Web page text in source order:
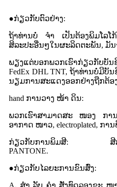
●ກ່ຽວກັບຕົວຢ່າງ:
ຖ້າທ່ານບໍ່ ຈຳ ເປັນຕ້ອງພິມໂລ
ສິລະປະອື່ນໆໃນຜະລິດຕະພັນ, ມັນ
ພຽງແຕ່ບອກພວກເຮົາກ່ຽວກັບບັນ
FedEx DHL TNT, ຖ້າທ່ານບໍ່ມີບັ
ນຽມການສະແດງອອກຢ່າງຖືກຕ້ອ
hand ການວາງ ໜ້າ ດິນ:
ພວກເຮົາສາມາດສະ ໜອງ ກ
ອາກາດ ໜາວ, electroplated, ກ
ກ່ຽວກັບການພິມສີ: ສີສາມາ
PANTONE.
●ກ່ຽວກັບໄລຍະການຂົນສົ່ງ:
A. ສຳ ລັບ ຄຳ ສັ່ງທົດລອງຂະ ໜ